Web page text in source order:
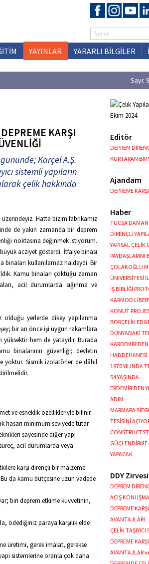
YAYINLAR YARARLI BİLGİLER
Sayı:
KARŞI
Karçel A.Ş.
sistemli yapıların
çelik hakkında
üzerindeyiz. Hatta bizim fabrikamız
de yakın zamanda bir deprem
noktasına değinmek istiyorum.
acziyet gösterdi. İtfaiye binası
binaları kullanılamaz haldeydi. Bir
Kamu binaları çöktüğü zaman
acil durumlarda sığınma ve
yerlerde dikey yapılanma
bir an önce işi uygun rakamlara
hem de yataydır. Burada
binalarının güvenliği; devletin
yoktur. Sismik izolatörler de dâhil
ve esneklik özellikleriyle bilinir.
hasarı minimum seviyede tutar.
sayesinde diğer yapı
acil durumlarda veya
karşı dirençli bir malzeme
da kamu bütçesine uzun vadede
biri deprem etkime kuvvetinin,
ödediğiniz paraya karşılık elde
üretimi, gerek imalat, gerekse
sistemlerine oranla çok daha
Editör
DEPREM
KURTARAN BİR
Ajandam
DEPREME
Haber
TUCSA’DAN
DİRENÇLİ
YAPISAL ÇELİK
PAYDAŞLARINI
ÇOLAKOĞLU
ÜNİVERSİTESİ
İŞ BİRLİĞİ
KARMOD
KONUT
BORÇELİK
DÜNYADAKİ
HADDEHANESİ
1970 YILINDA
54 YAŞINDA
ERDEMİR’DEN
ADIM
MARMARA
TESİSİNİ
GÜÇLENDİRME
YAPACAK
DDY Zirvesi
DEPREM
AÇIŞ
DEPREME
AVANTAJLARI
ÇELİK TAŞIYICI
DEPREME
AVANTAJLAR